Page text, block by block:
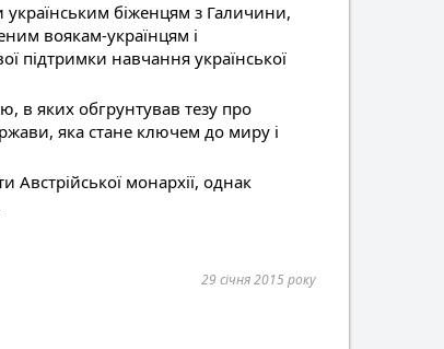
біженцям з Галичини,
воякам-українцям і
підтримки навчання української
в яких обгрунтував тезу про
яка стане ключем до миру і
Австрійської монархії, однак
29 січня 2015 року